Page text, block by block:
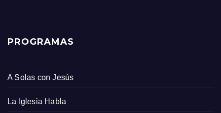
PROGRAMAS
A Solas con Jesús
La Iglesia Habla